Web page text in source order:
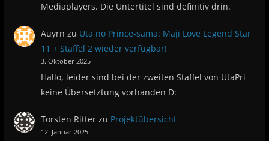
Mediaplayers. Die Untertitel sind definitiv drin.
Auyrn zu Uta no Prince-sama: Maji Love Legend Star
11 + Staffel 2 wieder verfügbar!
3. Oktober 2025
Hallo, leider sind bei der zweiten Staffel von UtaPri
keine Übersetztung vorhanden D:
Torsten Ritter zu Projektübersicht
12. Januar 2025